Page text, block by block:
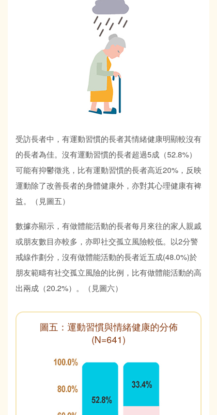
受訪長者中，有運動習慣的長者其情緒健康明顯較沒有
的長者為佳。沒有運動習慣的長者超過5成（52.8%）
可能有抑鬱徵兆，比有運動習慣的長者高近20%，反映
運動除了改善長者的身體健康外，亦對其心理健康有裨
益。（見圖五）
數據亦顯示，有做體能活動的長者每月來往的家人親戚
或朋友數目亦較多，亦即社交孤立風險較低。以2分警
戒線作劃分，沒有做體能活動的長者近五成(48.0%)於
朋友範疇有社交孤立風險的比例，比有做體能活動的高
出兩成（20.2%）。（見圖六）
圖五：運動習慣與情緒健康的分佈
(N=641)